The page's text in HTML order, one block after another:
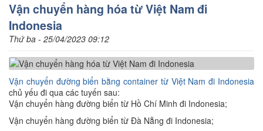
Vận chuyển hàng hóa từ Việt Nam đi
Indonesia
Thứ ba - 25/04/2023 09:12
Vận chuyển đường biển bằng container từ Việt Nam đi Indonesia
chủ yếu đi qua các tuyến sau:
Vận chuyển hàng đường biển từ Hồ Chí Minh đi Indonesia;
Vận chuyển hàng đường biển từ Đà Nẵng đi Indonesia;